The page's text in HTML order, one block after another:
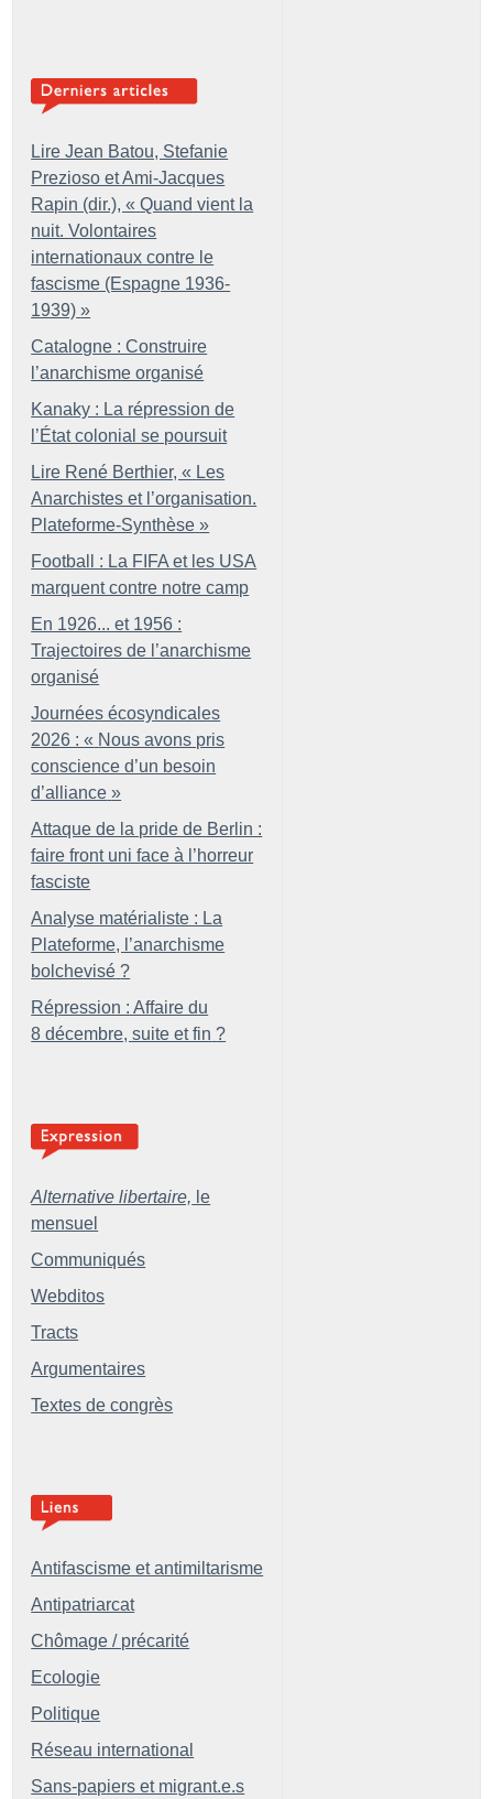
Lire Jean Batou, Stefanie
Prezioso et Ami-Jacques
Rapin (dir.), « Quand vient la
nuit. Volontaires
internationaux contre le
fascisme (Espagne 1936-
1939) »
Catalogne : Construire
l’anarchisme organisé
Kanaky : La répression de
l’État colonial se poursuit
Lire René Berthier, « Les
Anarchistes et l’organisation.
Plateforme-Synthèse »
Football : La FIFA et les USA
marquent contre notre camp
En 1926... et 1956 :
Trajectoires de l’anarchisme
organisé
Journées écosyndicales
2026 : « Nous avons pris
conscience d’un besoin
d’alliance »
Attaque de la pride de Berlin :
faire front uni face à l’horreur
fasciste
Analyse matérialiste : La
Plateforme, l’anarchisme
bolchevisé ?
Répression : Affaire du
8 décembre, suite et fin ?
Alternative libertaire, le
mensuel
Communiqués
Webditos
Tracts
Argumentaires
Textes de congrès
Antifascisme et antimiltarisme
Antipatriarcat
Chômage / précarité
Ecologie
Politique
Réseau international
Sans-papiers et migrant.e.s